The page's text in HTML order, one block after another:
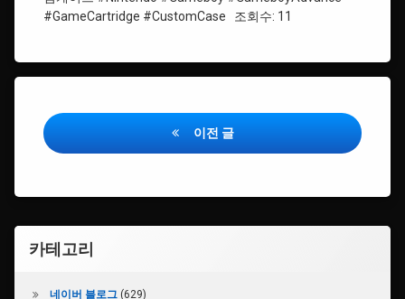
#IPSScreen
인
쇄
#GameCartridge #CustomCase 조회수: 11
#
스
글
내
게
이
션
이전 글
카테고리
네이버 블로그 (629)